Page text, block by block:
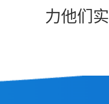
力他们